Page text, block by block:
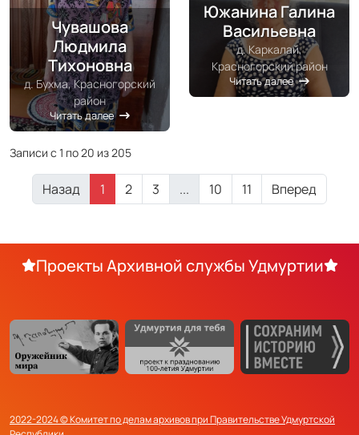
Чувашова
Людмила
Тихоновна
д. Бухма, Красногорский
район
Читать далее
Южанина Галина
Васильевна
д. Каркалай,
Красногорский район
Читать далее
Записи с 1 по 20 из 205
Назад 1 2 3 ... 10 11 Вперед
Проекты Архивной службы Удмуртии
2022-2024 © Комитет по делам архивов при Правительстве Удмуртской